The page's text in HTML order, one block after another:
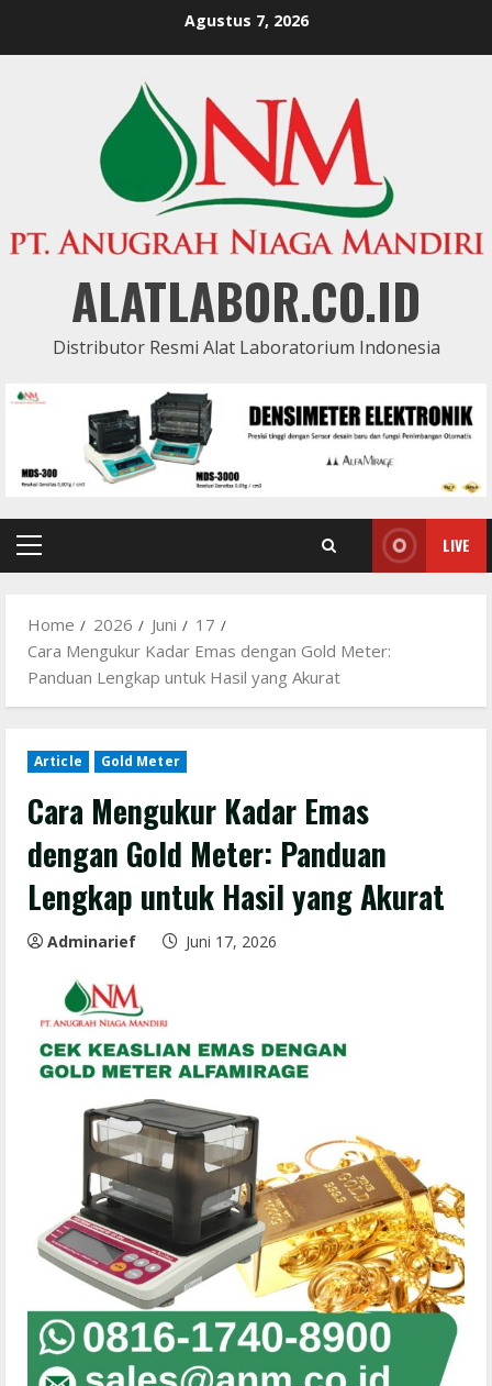
Agustus 7, 2026
ALATLABOR.CO.ID
Distributor Resmi Alat Laboratorium Indonesia
Primary
LIVE
Home 2026 Juni
17
Cara Mengukur Kadar Emas dengan Gold Meter:
Panduan Lengkap untuk Hasil yang Akurat
Article Gold Meter
Cara Mengukur Kadar Emas
dengan Gold Meter: Panduan
Lengkap untuk Hasil yang Akurat
Adminarief Juni 17, 2026